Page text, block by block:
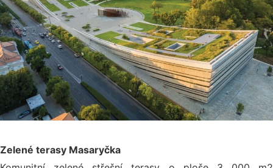
Zelené terasy Masaryčka